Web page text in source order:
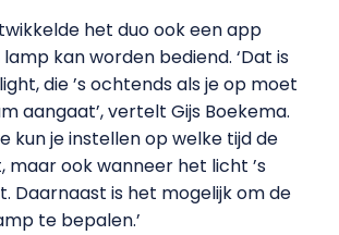
het duo ook een app
kan worden bediend. ‘Dat is
die ’s ochtends als je op moet
aangaat’, vertelt Gijs Boekema.
kun je instellen op welke tijd de
maar ook wanneer het licht ’s
Daarnaast is het mogelijk om de
te bepalen.’